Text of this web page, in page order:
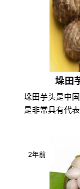
垛田
垛田芋头是中
是非常具有代
格，享誉盛
2年前